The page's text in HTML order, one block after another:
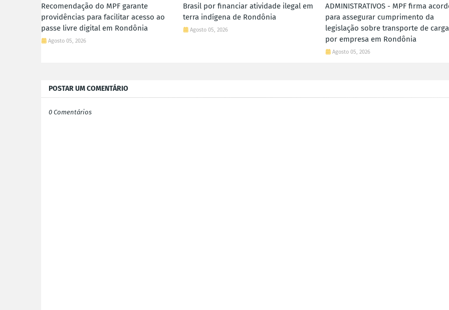
Recomendação do MPF garante
providências para facilitar acesso ao
passe livre digital em Rondônia
Agosto 05, 2026
Brasil por financiar atividade ilegal em
terra indígena de Rondônia
Agosto 05, 2026
ADMINISTRATIVOS - MPF firma
para assegurar cumprimento da
legislação sobre transporte de
por empresa em Rondônia
Agosto 05, 2026
POSTAR UM COMENTÁRIO
0 Comentários